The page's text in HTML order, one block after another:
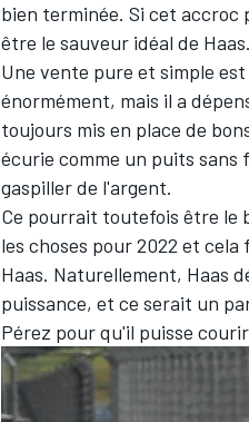
bien terminée. Si cet
être le sauveur idéal de Haas.
Une vente pure et simple
énormément, mais il a
toujours mis en place de
écurie comme un puits sans
gaspiller de l'argent.
Ce pourrait toutefois être le
les choses pour 2022 et
Haas. Naturellement, Haas
puissance, et ce serait un
Pérez pour qu'il puisse